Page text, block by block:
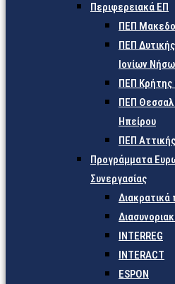
Περιφερειακά ΕΠ
ΠΕΠ
ΠΕΠ
Ιονίων
ΠΕΠ Κρήτης
ΠΕΠ
Ηπείρου
ΠΕΠ Αττικής
Προγράμματα
Συνεργασίας
INTERREG
INTERACT
ESPON